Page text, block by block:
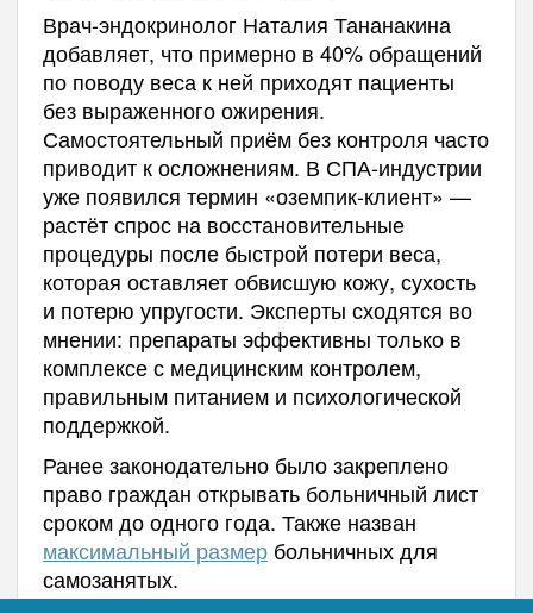
Врач-эндокринолог Наталия Тананакина
добавляет, что примерно в 40% обращений
по поводу веса к ней приходят пациенты
без выраженного ожирения.
Самостоятельный приём без контроля часто
приводит к осложнениям. В СПА-индустрии
уже появился термин «оземпик-клиент» —
растёт спрос на восстановительные
процедуры после быстрой потери веса,
которая оставляет обвисшую кожу, сухость
и потерю упругости. Эксперты сходятся во
мнении: препараты эффективны только в
комплексе с медицинским контролем,
правильным питанием и психологической
поддержкой.
Ранее законодательно было закреплено
право граждан открывать больничный лист
сроком до одного года. Также назван
максимальный размербольничных для
самозанятых.